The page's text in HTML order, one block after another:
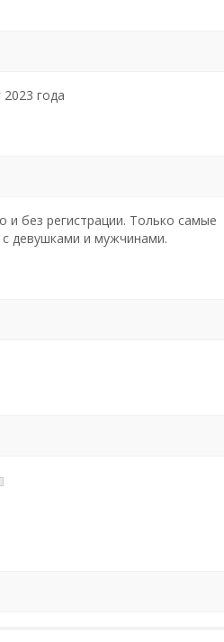
года
и без регистрации. Только самые
девушками и мужчинами.